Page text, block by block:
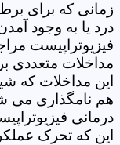
زمانی که برای
درد یا به وجود
فیزیوتراپیست
مداخلات متعددی
این مداخلات که
هم نامگذاری می
درمانی
این که تحرک